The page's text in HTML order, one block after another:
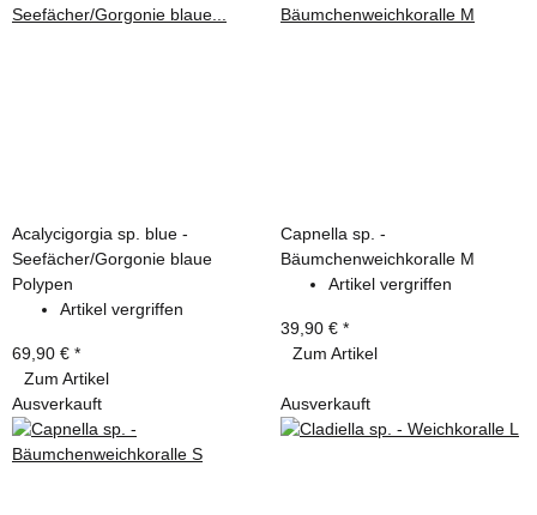
Acalycigorgia sp. blue -
Seefächer/Gorgonie blaue
Polypen
Artikel vergriffen
69,90 € *
Zum Artikel
Capnella sp. -
Bäumchenweichkoralle M
Artikel vergriffen
39,90 € *
Zum Artikel
Ausverkauft Ausverkauft